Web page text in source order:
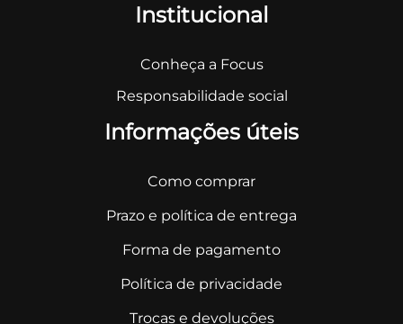
Institucional
Conheça a Focus
Responsabilidade social
Informações úteis
Como comprar
Prazo e política de entrega
Forma de pagamento
Política de privacidade
Trocas e devoluções